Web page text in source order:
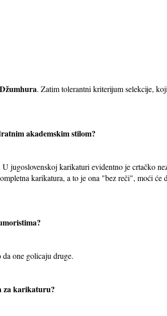
. Zatim tolerantni kriterijum selekcije,
akademskim stilom?
jugoslovenskoj karikaturi evidentno je crtačko
karikatura, a to je ona "bez reči", moći će
one golicaju druge.
za karikaturu?